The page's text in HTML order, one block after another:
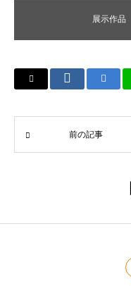
展示作品
前の記事